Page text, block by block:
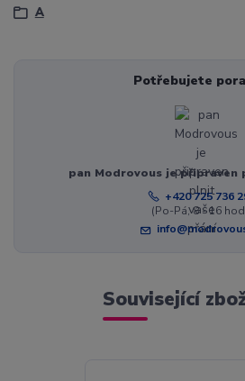
A
Potřebujete
pan Modrovous je připraven
+420 725 736
(Po-Pá, 8 - 16
Související